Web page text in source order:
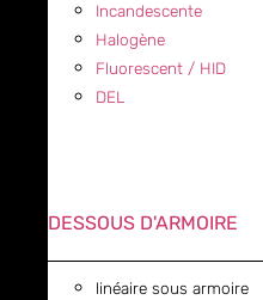
Incandescente
Halogène
Fluorescent / HID
DEL
DESSOUS D'ARMOIRE
linéaire sous armoire